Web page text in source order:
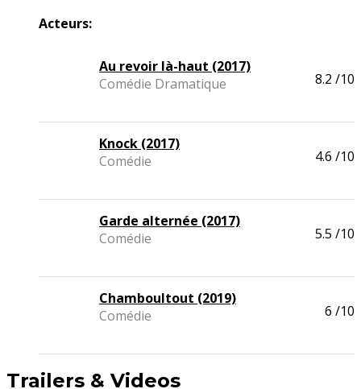
Acteurs:
Au revoir là-haut (2017)
Comédie Dramatique
8.2 /10
Knock (2017)
Comédie
4.6 /10
Garde alternée (2017)
Comédie
5.5 /10
Chamboultout (2019)
Comédie
6 /10
Trailers & Videos